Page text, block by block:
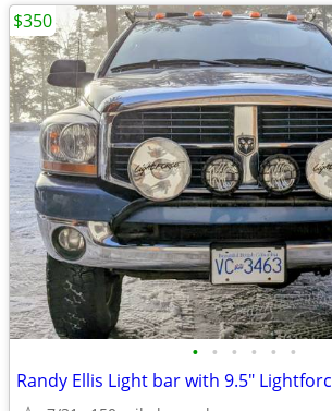
• • • • • •
$350